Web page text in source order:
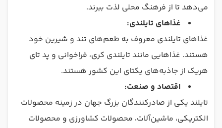
می‌دهد تا از فرهنگ محلی لذت ببرند.
غذاهای تایلندی:
غذاهای تایلندی معروف به طعم‌های تند و شیرین خود
هستند. غذاهایی مانند تایلندی کری، فراخوانی و پد تای
هریک از جاذبه‌های یکتای این کشور هستند.
اقتصاد و صنعت:
تایلند یکی از صادرکنندگان بزرگ جهان در زمینه محصولات
الکتریکی، ماشین‌آلات، محصولات کشاورزی و محصولات